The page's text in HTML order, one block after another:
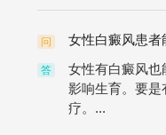
问 女性白癜风患者
答
女性有白癜风也
影响生育。要是
疗。...